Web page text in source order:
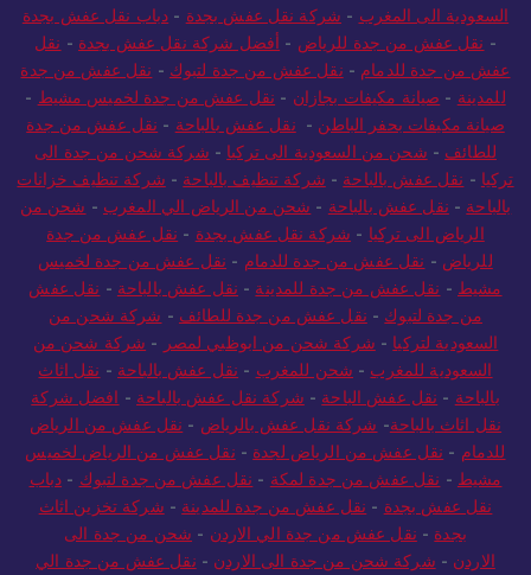
السعودية الى المغرب - شركة نقل عفش بجدة - دباب نقل عفش بجدة
- نقل عفش من جدة للرياض - أفضل شركة نقل عفش بجدة - نقل
عفش من جدة للدمام - نقل عفش من جدة لتبوك - نقل عفش من جدة
للمدينة - صيانة مكيفات بجازان - نقل عفش من جدة لخميس مشيط -
صيانة مكيفات بحفر الباطن - نقل عفش بالباحة - نقل عفش من جدة
للطائف - شحن من السعودية الى تركيا - شركة شحن من جدة الى
تركيا - نقل عفش بالباحة - شركة تنظيف بالباحة - شركة تنظيف خزانات
بالباحة - نقل عفش بالباحة - شحن من الرياض الي المغرب - شحن من
الرياض الى تركيا - شركة نقل عفش بجدة - نقل عفش من جدة
للرياض - نقل عفش من جدة للدمام - نقل عفش من جدة لخميس
مشيط - نقل عفش من جدة للمدينة - نقل عفش بالباحة - نقل عفش
من جدة لتبوك - نقل عفش من جدة للطائف - شركة شحن من
السعودية لتركيا - شركة شحن من ابوظبي لمصر - شركة شحن من
السعودية للمغرب - شحن للمغرب - نقل عفش بالباحة - نقل اثاث
بالباحة - نقل عفش الباحة - شركة نقل عفش بالباحة - افضل شركة
نقل اثاث بالباحة- شركة نقل عفش بالرياض - نقل عفش من الرياض
للدمام - نقل عفش من الرياض لجدة - نقل عفش من الرياض لخميس
مشيط - نقل عفش من جدة لمكة - نقل عفش من جدة لتبوك - دباب
نقل عفش بجدة - نقل عفش من جدة للمدينة - شركة تخزين اثاث
بجدة - نقل عفش من جدة الي الاردن - شحن من جدة الى
الاردن - شركة شحن من جدة الى الاردن - نقل عفش من جدة الي